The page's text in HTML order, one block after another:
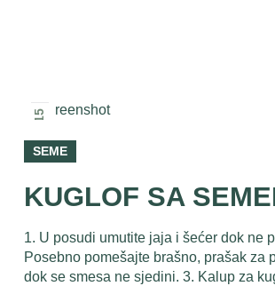
јан
15
SEME
KUGLOF SA
1. U posudi umutite jaja i šećer dok ne
Posebno pomešajte brašno, prašak za
dok se smesa ne sjedini. 3. Kalup za